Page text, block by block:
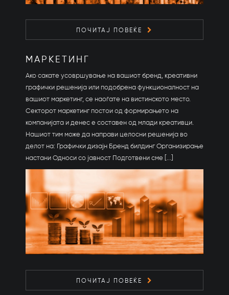
ПОЧИТАЈ ПОВЕЌЕ
МАРКЕТИНГ
Ако сакате усовршување на вашиот бренд, креативни
графички решенија или подобрена функционалност на
вашиот маркетинг, се наоѓате на вистинското место.
Секторот маркетинг постои од формирањето на
компанијата и денес е составен од млади креативци.
Нашиот тим може да направи целосни решенија во
делот на: Графички дизајн Бренд билдинг Организирање
настани Односи со јавност Подготвени сме [...]
ПОЧИТАЈ ПОВЕЌЕ